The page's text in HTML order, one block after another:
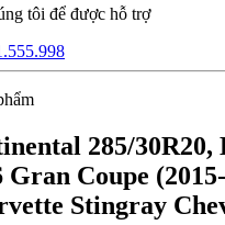
tôi để được hỗ trợ
285/30R20,
Coupe (2015-
Stingray